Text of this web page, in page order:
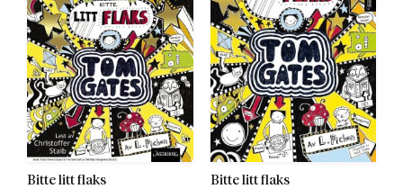
Bitte litt flaks Bitte litt flaks